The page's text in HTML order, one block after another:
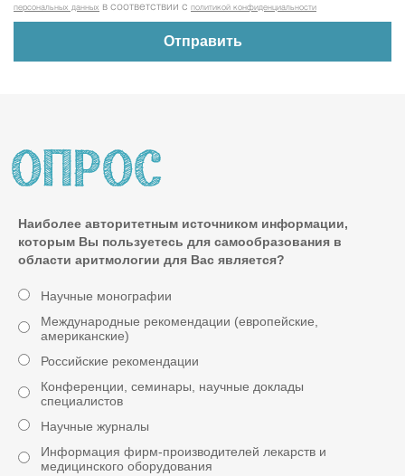
персональных данных в соответствии с политикой конфиденциальности
Наиболее авторитетным источником информации,
которым Вы пользуетесь для самообразования в
области аритмологии для Вас является?
Научные монографии
Международные рекомендации (европейские,
американские)
Российские рекомендации
Конференции, семинары, научные доклады
специалистов
Научные журналы
Информация фирм-производителей лекарств и
медицинского оборудования